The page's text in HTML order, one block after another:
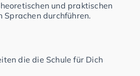
und praktischen
Sprachen durchführen.
die die Schule für Dich